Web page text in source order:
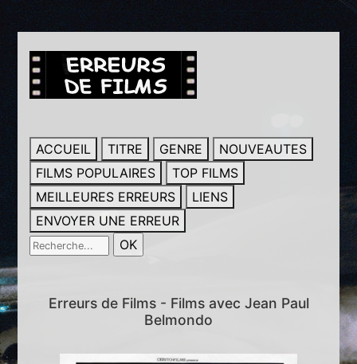
ACCUEIL TITRE GENRE
NOUVEAUTES
FILMS POPULAIRES
TOP FILMS
MEILLEURES ERREURS
LIENS
ENVOYER UNE ERREUR
Erreurs de Films - Films avec Jean Paul
Belmondo